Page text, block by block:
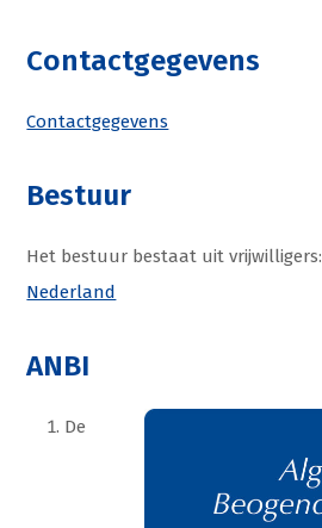
Contactgegevens
Contactgegevens
Bestuur
Het bestuur bestaat uit vrijwilligers:
Nederland
ANBI
De